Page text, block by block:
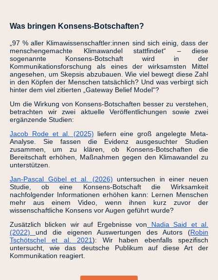
Was bringen Konsens-Botschaften?
„97 % aller Klimawissenschaftler:innen sind sich einig, dass der
menschengemachte Klimawandel stattfindet“ – diese
sogenannte Konsens-Botschaft wird in der
Kommunikationsforschung als eines der wirksamsten Mittel
angesehen, um Skepsis abzubauen. Wie viel bewegt diese Zahl
in den Köpfen der Menschen tatsächlich? Und was verbirgt sich
hinter dem viel zitierten „Gateway Belief Model“?
Um die Wirkung von Konsens-Botschaften besser zu verstehen,
betrachten wir zwei aktuelle Veröffentlichungen sowie zwei
ergänzende Studien:
Jacob Rode et al. (2025) liefern eine groß angelegte Meta-
Analyse. Sie fassen die Evidenz ausgesuchter Studien
zusammen, um zu klären, ob Konsens-Botschaften die
Bereitschaft erhöhen, Maßnahmen gegen den Klimawandel zu
unterstützen.
Jan-Pascal Göbel et al. (2026) untersuchen in einer neuen
Studie, ob eine Konsens-Botschaft die Wirksamkeit
nachfolgender Informationen erhöhen kann: Lernen Menschen
mehr aus einem Video, wenn ihnen kurz zuvor der
wissenschaftliche Konsens vor Augen geführt wurde?
Zusätzlich blicken wir auf Ergebnisse von Nadia Said et al.
(2022) und die eigenen Auswertungen des Autors (Robin
Tschötschel et al. 2021): Wir haben ebenfalls spezifisch
untersucht, wie das deutsche Publikum auf diese Art der
Kommunikation reagiert.